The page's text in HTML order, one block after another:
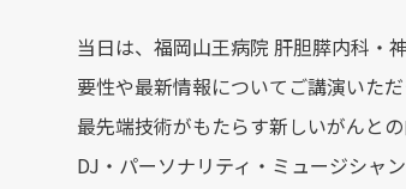
当日は、福岡山王病院 肝胆膵内科・
要性や最新情報についてご講演いた
最先端技術がもたらす新しいがんと
DJ・パーソナリティ・ミュージシャ